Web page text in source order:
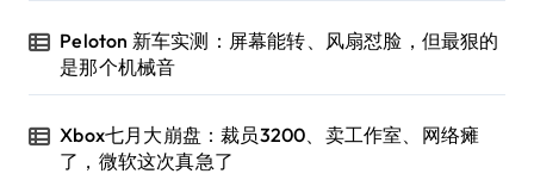
Peloton 新车实测：屏幕能转、风扇怼脸，但最狠的
是那个机械音
Xbox七月大崩盘：裁员3200、卖工作室、网络瘫
了，微软这次真急了